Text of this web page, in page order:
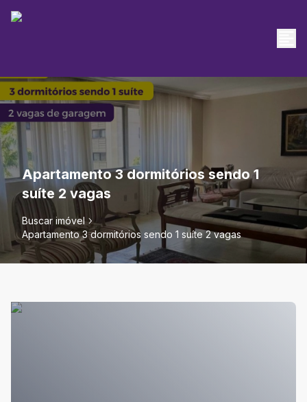
Apartamento 3 dormitórios sendo 1
suíte 2 vagas
Buscar imóvel
Apartamento 3 dormitórios sendo 1 suíte 2 vagas